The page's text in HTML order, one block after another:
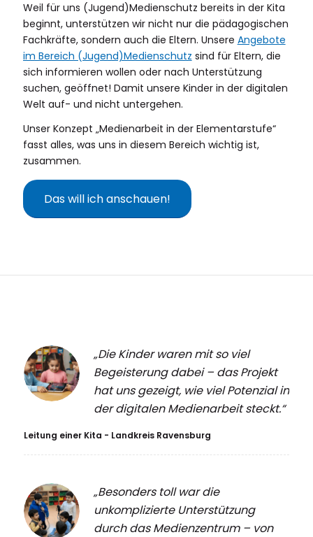
Weil für uns (Jugend)Medienschutz bereits in der Kita
beginnt, unterstützen wir nicht nur die pädagogischen
Fachkräfte, sondern auch die Eltern. Unsere Angebote
im Bereich (Jugend)Medienschutz sind für Eltern, die
sich informieren wollen oder nach Unterstützung
suchen, geöffnet! Damit unsere Kinder in der digitalen
Welt auf- und nicht untergehen.
Unser Konzept „Medienarbeit in der Elementarstufe“
fasst alles, was uns in diesem Bereich wichtig ist,
zusammen.
Das will ich anschauen!
„Die Kinder waren mit so viel
Begeisterung dabei – das Projekt
hat uns gezeigt, wie viel Potenzial in
der digitalen Medienarbeit steckt.“
Leitung einer Kita - Landkreis Ravensburg
„Besonders toll war die
unkomplizierte Unterstützung
durch das Medienzentrum – von